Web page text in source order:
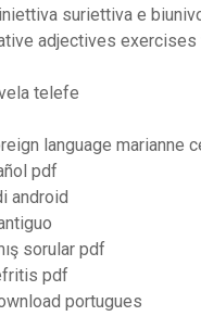
suriettiva e
adjectives
telefe
language marianne
pdf
android
sorular pdf
pdf
portugues